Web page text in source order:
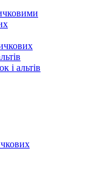
і альтів